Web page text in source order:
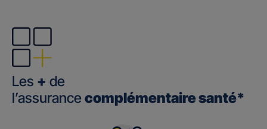
Les + de
l’assurance complémentaire santé*